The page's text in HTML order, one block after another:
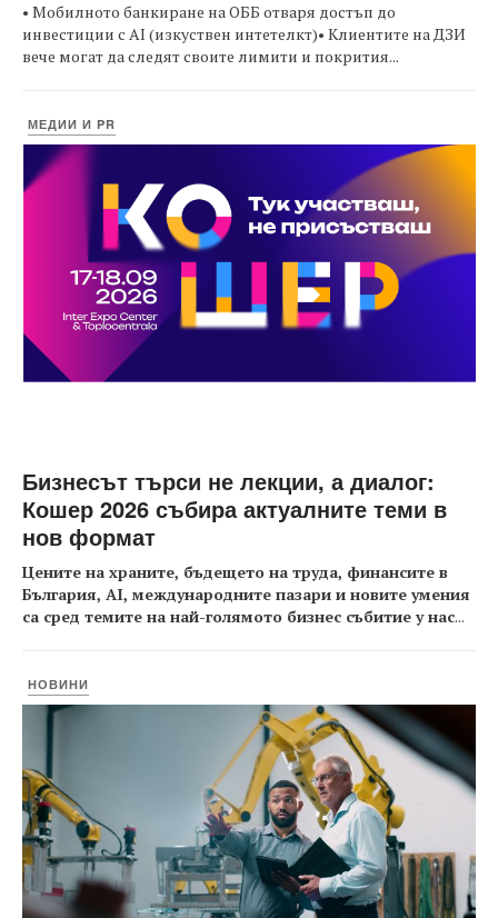
• Мобилното банкиране на ОББ отваря достъп до
инвестиции с AI (изкуствен интетелкт)• Клиентите на ДЗИ
вече могат да следят своите лимити и покрития...
МЕДИИ И PR
Бизнесът търси не лекции, а диалог:
Кошер 2026 събира актуалните теми в
нов формат
Цените на храните, бъдещето на труда, финансите в
България, AI, международните пазари и новите умения
са сред темите на най-голямото бизнес събитие у нас...
НОВИНИ